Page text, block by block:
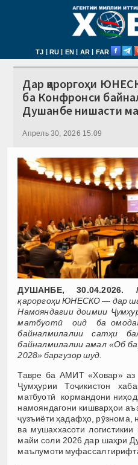
TJ | RU | EN | AR | FAR
Дар қароргоҳи
ба Конфронси
Душанбе нишасти
Апрель 30, 2026 15:09
ДУШАНБЕ,
қароргоҳи ЮНЕСКО — дар
Намояндагии доимии
матбуотӣ оид ба
байналмилалии сатҳи
байналмилалии амал «Об
2028» баргузор шуд.
Тавре ба АМИТ «Ховар» аз
Ҷумҳурии Тоҷикистон
матбуотӣ кормандони
намояндагони кишварҳои
ҷузъиёти ҳадафҳо, рӯзнома,
ва мушаххасоти
майи соли 2026 дар шаҳри
маълумоти муфассал